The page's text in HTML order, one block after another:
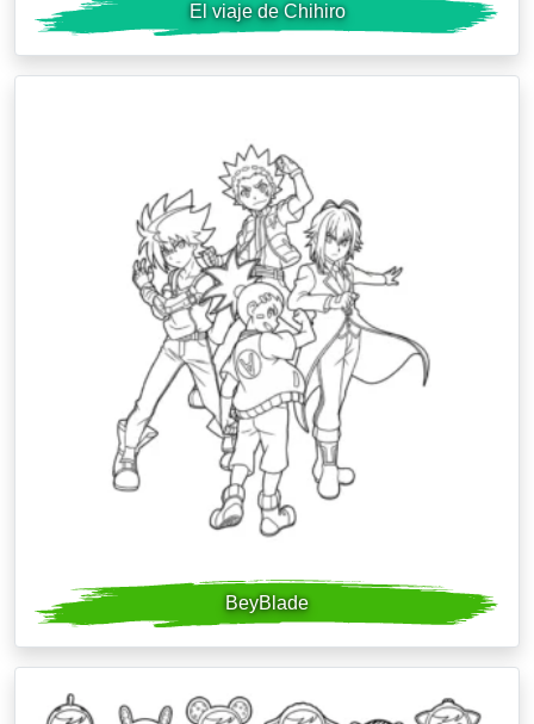
El viaje de Chihiro
BeyBlade